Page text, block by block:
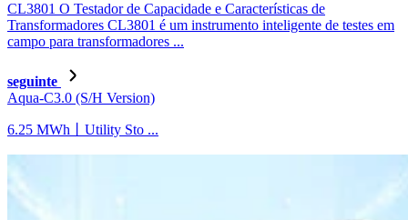
CL3801 O Testador de Capacidade e Características de
Transformadores CL3801 é um instrumento inteligente de testes em
campo para transformadores ...
seguinte
Aqua-C3.0 (S/H Version)
6.25 MWh丨Utility Sto ...